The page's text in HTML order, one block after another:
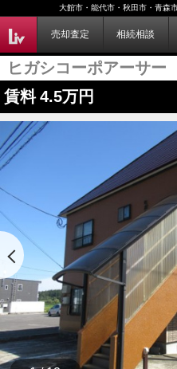
大館市・能代市・秋田市・青森
売却査定 相続相談
ヒガシコーポアーサー
賃料 4.5万円